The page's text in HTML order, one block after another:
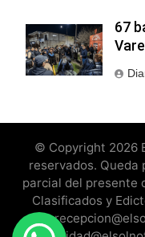
67
© Copyright 2026
reservados.
parcial del presente
Clasificados y